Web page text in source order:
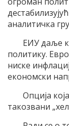
аналитичка
ЕИУ даље
политику.
ниске
економски
Опција
такозвани